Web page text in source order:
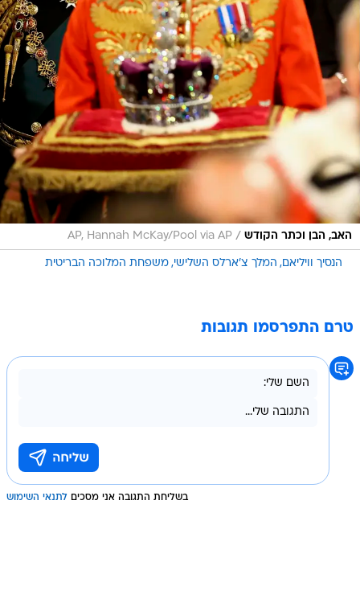
האב, הבן וכתר הקודש /
AP, Hannah McKay/Pool via AP
הנסיך וויליאם המלך צ'ארלס השלישי משפחת המלוכה הבריטית
טרם התפרסמו תגובות
בשליחת התגובה אני מסכים לתנאי השימוש